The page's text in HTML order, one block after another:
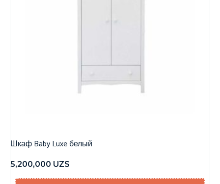
Шкаф Baby Luxe белый
5,200,000 UZS